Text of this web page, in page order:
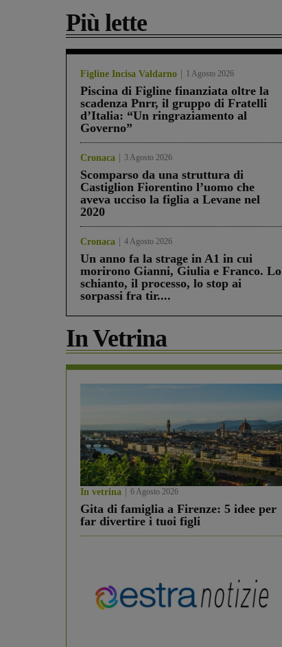
Più lette
Figline Incisa Valdarno 1 Agosto 2026
Piscina di Figline finanziata oltre la
scadenza Pnrr, il gruppo di Fratelli
d’Italia: “Un ringraziamento al
Governo”
Cronaca 3 Agosto 2026
Scomparso da una struttura di
Castiglion Fiorentino l’uomo che
aveva ucciso la figlia a Levane nel
2020
Cronaca 4 Agosto 2026
Un anno fa la strage in A1 in cui
morirono Gianni, Giulia e Franco. Lo
schianto, il processo, lo stop ai
sorpassi fra tir....
In Vetrina
In vetrina 6 Agosto 2026
Gita di famiglia a Firenze: 5 idee per
far divertire i tuoi figli